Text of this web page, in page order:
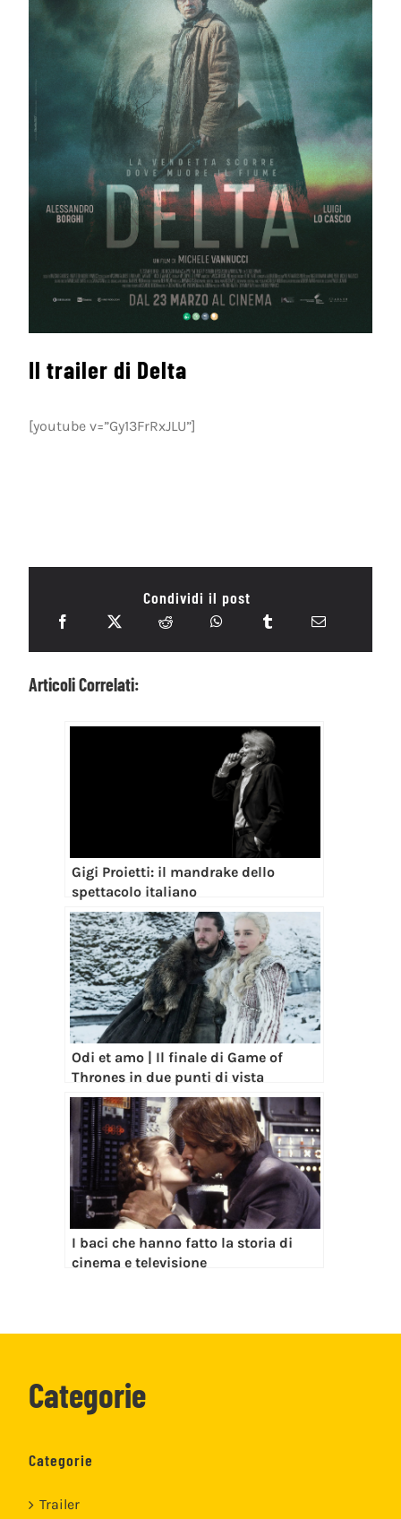
Il trailer di Delta
[youtube v=”Gy13FrRxJLU”]
Condividi il post
Articoli Correlati:
Gigi Proietti: il mandrake dello
spettacolo italiano
Odi et amo | Il finale di Game of
Thrones in due punti di vista
I baci che hanno fatto la storia di
cinema e televisione
Categorie
Categorie
Trailer